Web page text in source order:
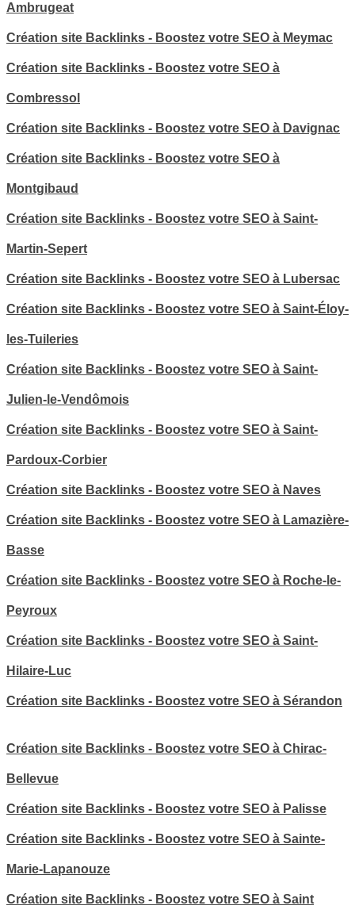
Ambrugeat
Création site Backlinks - Boostez votre SEO à Meymac
Création site Backlinks - Boostez votre SEO à
Combressol
Création site Backlinks - Boostez votre SEO à Davignac
Création site Backlinks - Boostez votre SEO à
Montgibaud
Création site Backlinks - Boostez votre SEO à Saint-
Martin-Sepert
Création site Backlinks - Boostez votre SEO à Lubersac
Création site Backlinks - Boostez votre SEO à Saint-Éloy-
les-Tuileries
Création site Backlinks - Boostez votre SEO à Saint-
Julien-le-Vendômois
Création site Backlinks - Boostez votre SEO à Saint-
Pardoux-Corbier
Création site Backlinks - Boostez votre SEO à Naves
Création site Backlinks - Boostez votre SEO à Lamazière-
Basse
Création site Backlinks - Boostez votre SEO à Roche-le-
Peyroux
Création site Backlinks - Boostez votre SEO à Saint-
Hilaire-Luc
Création site Backlinks - Boostez votre SEO à Sérandon
Création site Backlinks - Boostez votre SEO à Chirac-
Bellevue
Création site Backlinks - Boostez votre SEO à Palisse
Création site Backlinks - Boostez votre SEO à Sainte-
Marie-Lapanouze
Création site Backlinks - Boostez votre SEO à Saint